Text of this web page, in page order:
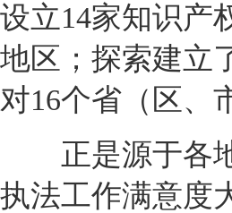
设立14家知识产
地区；探索建立
对16个省（区、
正是源于各地
执法工作满意度